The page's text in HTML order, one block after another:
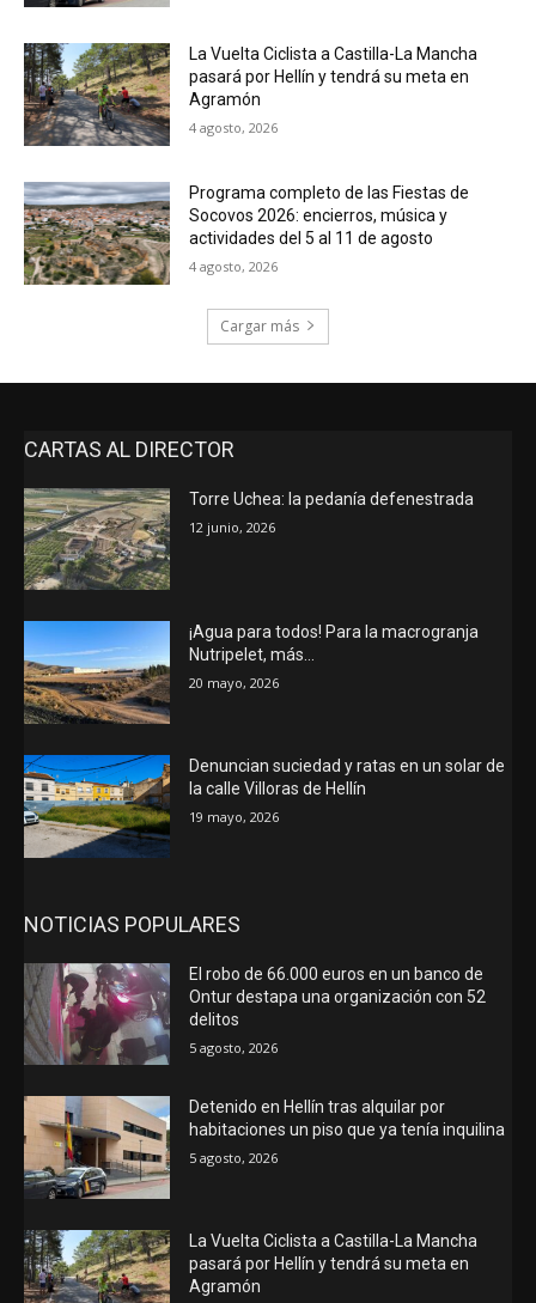
La Vuelta Ciclista a Castilla-La Mancha
pasará por Hellín y tendrá su meta en
Agramón
4 agosto, 2026
Programa completo de las Fiestas de
Socovos 2026: encierros, música y
actividades del 5 al 11 de agosto
4 agosto, 2026
Cargar más
CARTAS AL DIRECTOR
Torre Uchea: la pedanía defenestrada
12 junio, 2026
¡Agua para todos! Para la macrogranja
Nutripelet, más…
20 mayo, 2026
Denuncian suciedad y ratas en un solar de
la calle Villoras de Hellín
19 mayo, 2026
NOTICIAS POPULARES
El robo de 66.000 euros en un banco de
Ontur destapa una organización con 52
delitos
5 agosto, 2026
Detenido en Hellín tras alquilar por
habitaciones un piso que ya tenía inquilina
5 agosto, 2026
La Vuelta Ciclista a Castilla-La Mancha
pasará por Hellín y tendrá su meta en
Agramón